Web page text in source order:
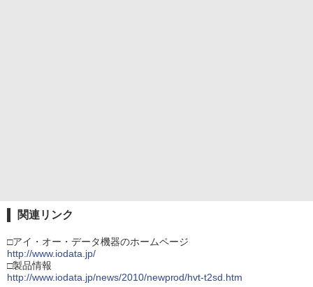
関連リンク
□アイ・オー・データ機器のホームページ
http://www.iodata.jp/
□製品情報
http://www.iodata.jp/news/2010/newprod/hvt-t2sd.htm